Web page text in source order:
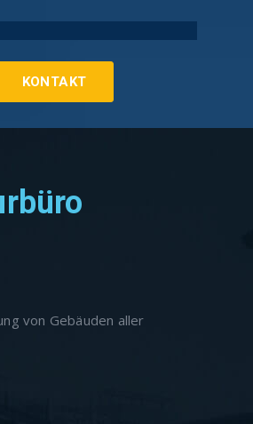
KONTAKT
von Gebäuden aller